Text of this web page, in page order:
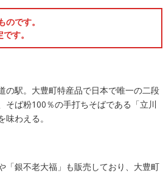
です。
す。
の駅。大豊町特産品で日本で唯一の二段
そば粉100％の手打ちそばである「立川
わえる。
「銀不老大福」も販売しており、大豊町